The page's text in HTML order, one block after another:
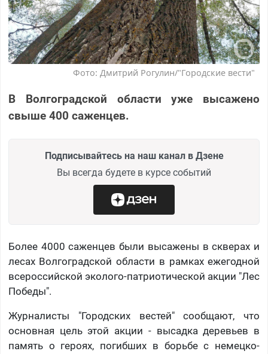
Фото: Дмитрий Рогулин/"Городские вести"
В Волгоградской области уже высажено
свыше 400 саженцев.
Подписывайтесь на наш канал в Дзене
Вы всегда будете в курсе событий
Более 4000 саженцев были высажены в скверах и
лесах Волгоградской области в рамках ежегодной
всероссийской эколого-патриотической акции "Лес
Победы".
Журналисты "Городских вестей" сообщают, что
основная цель этой акции - высадка деревьев в
память о героях, погибших в борьбе с немецко-